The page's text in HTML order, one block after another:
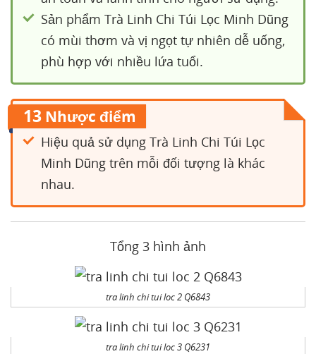
Sản phẩm Trà Linh Chi Túi Lọc Minh Dũng
có mùi thơm và vị ngọt tự nhiên dễ uống,
phù hợp với nhiều lứa tuổi.
13 Nhược điểm
Hiệu quả sử dụng Trà Linh Chi Túi Lọc
Minh Dũng trên mỗi đối tượng là khác
nhau.
Tổng 3 hình ảnh
tra linh chi tui loc 2 Q6843
tra linh chi tui loc 3 Q6231